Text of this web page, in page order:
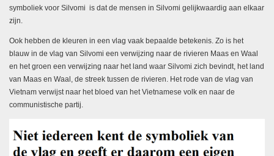
symboliek voor Silvomi is dat de mensen in Silvomi gelijkwaardig aan elkaar
zijn.
Ook hebben de kleuren in een vlag vaak bepaalde betekenis. Zo is het
blauw in de vlag van Silvomi een verwijzing naar de rivieren Maas en Waal
en het groen een verwijzing naar het land waar Silvomi zich bevindt, het land
van Maas en Waal, de streek tussen de rivieren. Het rode van de vlag van
Vietnam verwijst naar het bloed van het Vietnamese volk en naar de
communistische partij.